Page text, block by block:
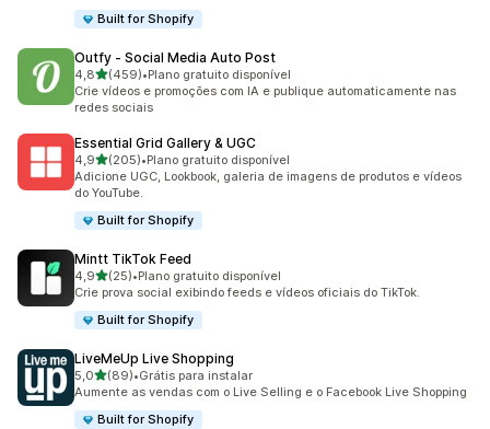
Built for Shopify
Outfy ‑ Social Media Auto Post
4,8de 5 estrelas
(459)
459 avaliações ao todo
•Plano gratuito disponível
Crie vídeos e promoções com IA e publique automaticamente nas
redes sociais
Essential Grid Gallery & UGC
4,9de 5 estrelas
(205)
205 avaliações ao todo
•Plano gratuito disponível
Adicione UGC, Lookbook, galeria de imagens de produtos e vídeos
do YouTube.
Built for Shopify
Mintt TikTok Feed
4,9de 5 estrelas
(25)
25 avaliações ao todo
•Plano gratuito disponível
Crie prova social exibindo feeds e vídeos oficiais do TikTok.
Built for Shopify
LiveMeUp Live Shopping
5,0de 5 estrelas
(89)
89 avaliações ao todo
•Grátis para instalar
Aumente as vendas com o Live Selling e o Facebook Live Shopping
Built for Shopify